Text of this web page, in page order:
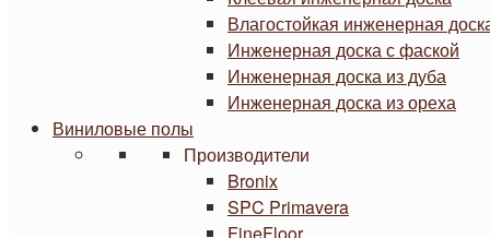
Влагостойкая инженерная
Инженерная доска с фаской
Инженерная доска из дуба
Инженерная доска из ореха
Виниловые полы
Производители
Bronix
SPC Primavera